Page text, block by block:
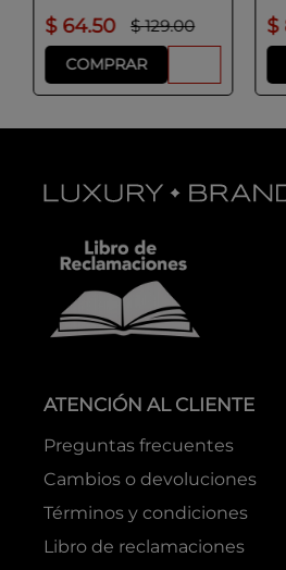
$ 64.50 $ 129.00
COMPRAR
$
ATENCIÓN AL CLIENTE
Preguntas frecuentes
Cambios o devoluciones
Términos y condiciones
Libro de reclamaciones